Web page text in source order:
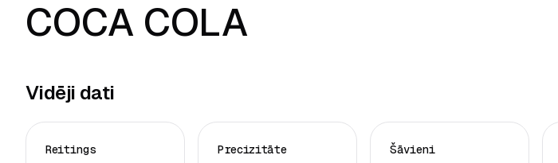
COCA COLA
Vidēji dati
Reitings Precizitāte Šāvieni